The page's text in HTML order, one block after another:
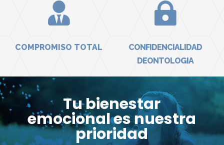

COMPROMISO TOTAL

CONFIDENCIALIDAD
DEONTOLOGIA
Tu bienestar
emocional es nuestra
prioridad